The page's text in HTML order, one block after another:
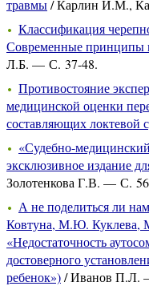
травмы/ Карлин И.М.,
Классификация
Современные
Л.Б. — С. 37-48.
Противостояние
медицинской оценки
составляющих локтевой
«Судебно-
эксклюзивное издание
Золотенкова Г.В. — С.
А не поделиться ли
Ковтуна, М.Ю. Куклева,
«Недостаточность
достоверного
ребенок»)/ Иванов П.Л.